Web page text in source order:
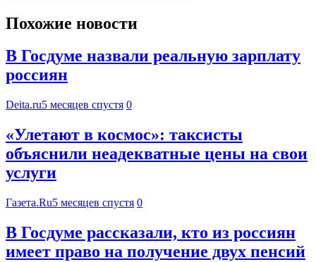
Похожие новости
В Госдуме назвали реальную зарплату
россиян
Deita.ru5 месяцев спустя 0
«Улетают в космос»: таксисты
объяснили неадекватные цены на свои
услуги
Газета.Ru5 месяцев спустя 0
В Госдуме рассказали, кто из россиян
имеет право на получение двух пенсий